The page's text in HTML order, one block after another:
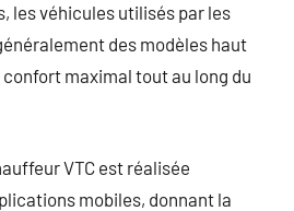
les véhicules utilisés par les
des modèles haut
maximal tout au long du
VTC est réalisée
mobiles, donnant la